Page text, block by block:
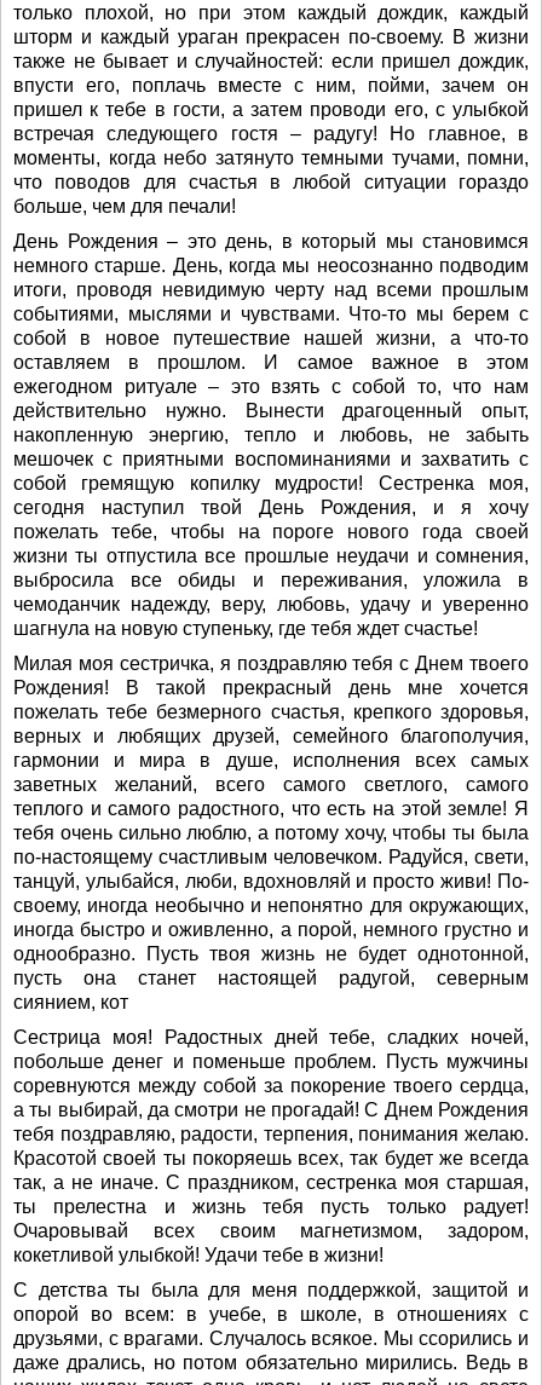
только плохой, но при этом каждый дождик, каждый
шторм и каждый ураган прекрасен по-своему. В жизни
также не бывает и случайностей: если пришел дождик,
впусти его, поплачь вместе с ним, пойми, зачем он
пришел к тебе в гости, а затем проводи его, с улыбкой
встречая следующего гостя – радугу! Но главное, в
моменты, когда небо затянуто темными тучами, помни,
что поводов для счастья в любой ситуации гораздо
больше, чем для печали!
День Рождения – это день, в который мы становимся
немного старше. День, когда мы неосознанно подводим
итоги, проводя невидимую черту над всеми прошлым
событиями, мыслями и чувствами. Что-то мы берем с
собой в новое путешествие нашей жизни, а что-то
оставляем в прошлом. И самое важное в этом
ежегодном ритуале – это взять с собой то, что нам
действительно нужно. Вынести драгоценный опыт,
накопленную энергию, тепло и любовь, не забыть
мешочек с приятными воспоминаниями и захватить с
собой гремящую копилку мудрости! Сестренка моя,
сегодня наступил твой День Рождения, и я хочу
пожелать тебе, чтобы на пороге нового года своей
жизни ты отпустила все прошлые неудачи и сомнения,
выбросила все обиды и переживания, уложила в
чемоданчик надежду, веру, любовь, удачу и уверенно
шагнула на новую ступеньку, где тебя ждет счастье!
Милая моя сестричка, я поздравляю тебя с Днем твоего
Рождения! В такой прекрасный день мне хочется
пожелать тебе безмерного счастья, крепкого здоровья,
верных и любящих друзей, семейного благополучия,
гармонии и мира в душе, исполнения всех самых
заветных желаний, всего самого светлого, самого
теплого и самого радостного, что есть на этой земле! Я
тебя очень сильно люблю, а потому хочу, чтобы ты была
по-настоящему счастливым человечком. Радуйся, свети,
танцуй, улыбайся, люби, вдохновляй и просто живи! По-
своему, иногда необычно и непонятно для окружающих,
иногда быстро и оживленно, а порой, немного грустно и
однообразно. Пусть твоя жизнь не будет однотонной,
пусть она станет настоящей радугой, северным
сиянием, кот
Сестрица моя! Радостных дней тебе, сладких ночей,
побольше денег и поменьше проблем. Пусть мужчины
соревнуются между собой за покорение твоего сердца,
а ты выбирай, да смотри не прогадай! С Днем Рождения
тебя поздравляю, радости, терпения, понимания желаю.
Красотой своей ты покоряешь всех, так будет же всегда
так, а не иначе. С праздником, сестренка моя старшая,
ты прелестна и жизнь тебя пусть только радует!
Очаровывай всех своим магнетизмом, задором,
кокетливой улыбкой! Удачи тебе в жизни!
С детства ты была для меня поддержкой, защитой и
опорой во всем: в учебе, в школе, в отношениях с
друзьями, с врагами. Случалось всякое. Мы ссорились и
даже дрались, но потом обязательно мирились. Ведь в